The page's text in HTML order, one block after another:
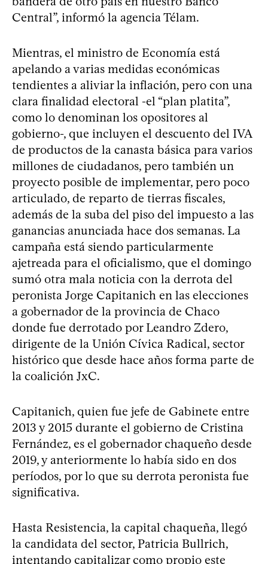
Central”, informó la agencia Télam.
Mientras, el ministro de Economía está
apelando a varias medidas económicas
tendientes a aliviar la inflación, pero con una
clara finalidad electoral -el “plan platita”,
como lo denominan los opositores al
gobierno-, que incluyen el descuento del IVA
de productos de la canasta básica para varios
millones de ciudadanos, pero también un
proyecto posible de implementar, pero poco
articulado, de reparto de tierras fiscales,
además de la suba del piso del impuesto a las
ganancias anunciada hace dos semanas. La
campaña está siendo particularmente
ajetreada para el oficialismo, que el domingo
sumó otra mala noticia con la derrota del
peronista Jorge Capitanich en las elecciones
a gobernador de la provincia de Chaco
donde fue derrotado por Leandro Zdero,
dirigente de la Unión Cívica Radical, sector
histórico que desde hace años forma parte de
la coalición JxC.
Capitanich, quien fue jefe de Gabinete entre
2013 y 2015 durante el gobierno de Cristina
Fernández, es el gobernador chaqueño desde
2019, y anteriormente lo había sido en dos
períodos, por lo que su derrota peronista fue
significativa.
Hasta Resistencia, la capital chaqueña, llegó
la candidata del sector, Patricia Bullrich,
intentando capitalizar como propio este